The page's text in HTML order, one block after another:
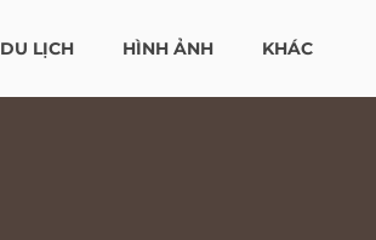
DU LỊCH HÌNH ẢNH KHÁC